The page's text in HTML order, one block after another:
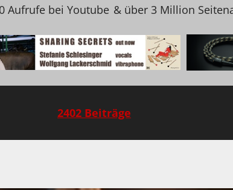
Aufrufe bei Youtube & über 3 Million
2402 Beiträge